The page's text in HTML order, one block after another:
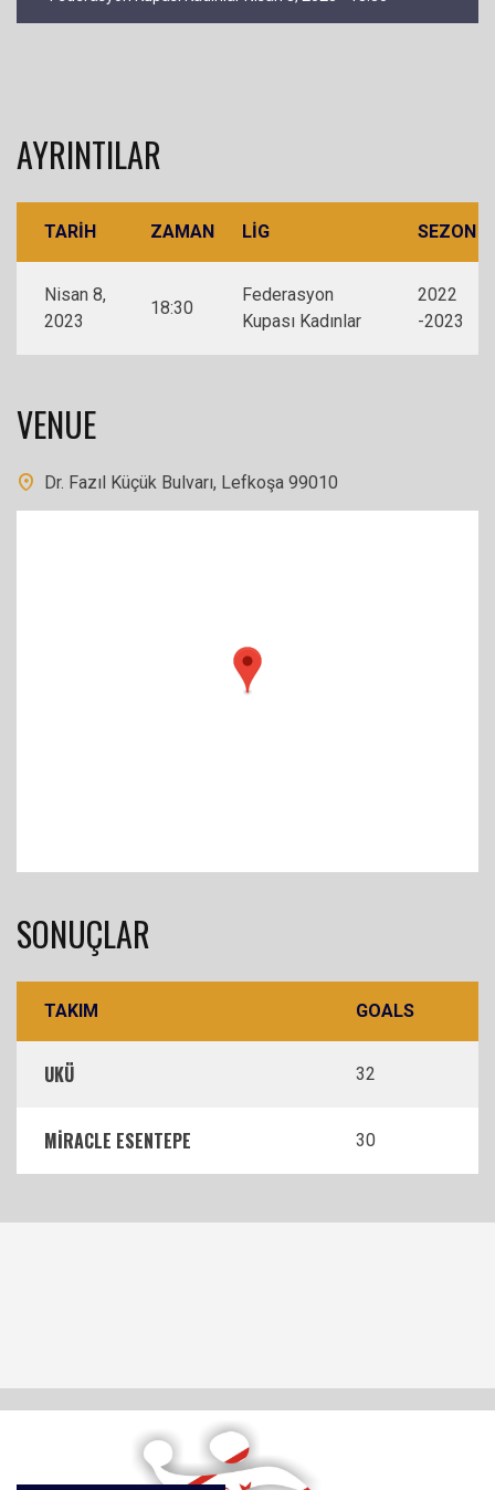
AYRINTILAR
TARIH ZAMAN LIG SEZON
Nisan 8,
2023
18:30
Federasyon
Kupası Kadınlar
2022
-2023
VENUE
Dr. Fazıl Küçük Bulvarı, Lefkoşa 99010
SONUÇLAR
TAKIM GOALS
UKÜ 32
MİRACLE ESENTEPE 30